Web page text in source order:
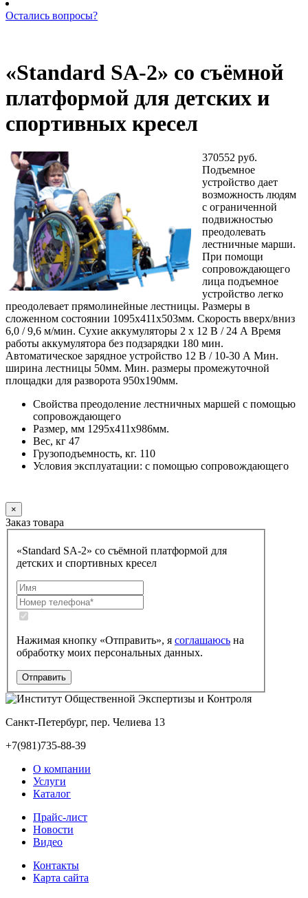
Остались вопросы?
«Standard SA-2» со съёмной
платформой для детских и
спортивных кресел
370552 руб.
Подъемное
устройство дает
возможность людям
с ограниченной
подвижностью
преодолевать
лестничные марши.
При помощи
сопровождающего
лица подъемное
устройство легко
преодолевает прямолинейные лестницы. Размеры в
сложенном состоянии 1095х411х503мм. Скорость вверх/вниз
6,0 / 9,6 м/мин. Сухие аккумуляторы 2 х 12 В / 24 А Время
работы аккумулятора без подзарядки 180 мин.
Автоматическое зарядное устройство 12 В / 10-30 А Мин.
ширина лестницы 50мм. Мин. размеры промежуточной
площадки для разворота 950х190мм.
Свойства преодоление лестничных маршей с помощью
сопровождающего
Размер, мм 1295х411х986мм.
Вес, кг 47
Грузоподъемность, кг. 110
Условия эксплуатации: с помощью сопровождающего
×
Заказ товара
«Standard SA-2» со съёмной платформой для
детских и спортивных кресел
Нажимая кнопку «Отправить», я соглашаюсь на
обработку моих персональных данных.
Санкт-Петербург, пер. Челиева 13
+7(981)735-88-39
О компании
Услуги
Каталог
Прайс-лист
Новости
Видео
Контакты
Карта сайта